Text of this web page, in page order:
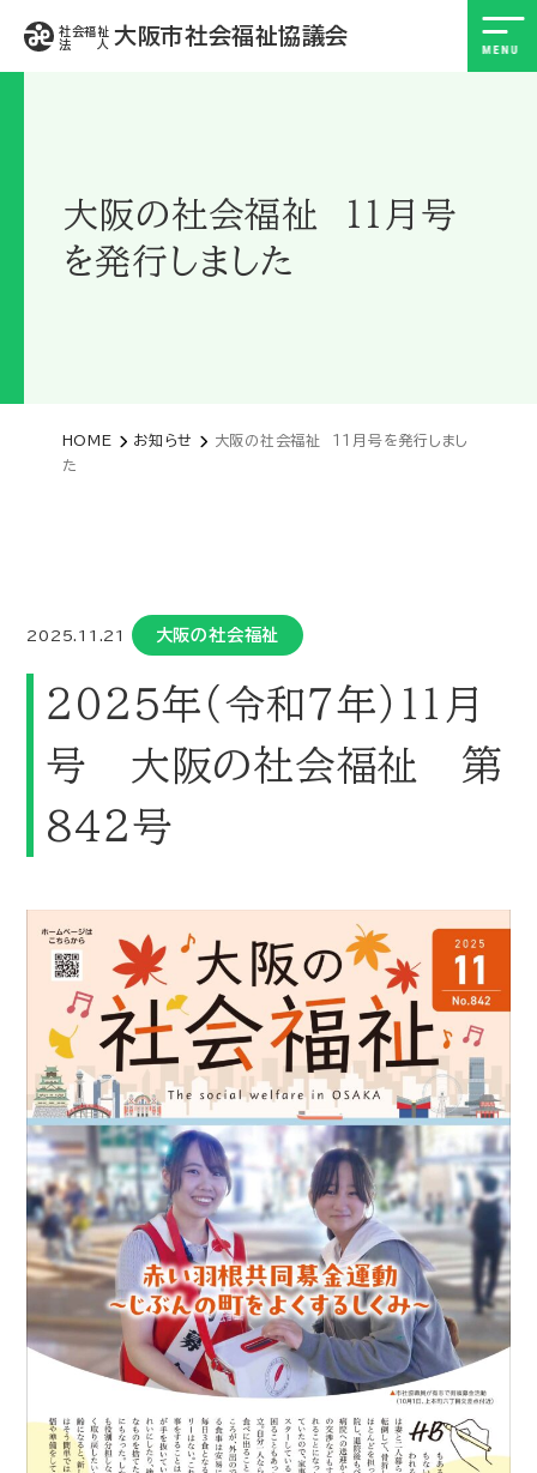
社会福祉
法 人
大阪市社会福祉協議会
大阪の社会福祉 １１月号
を発行しました
HOME お知らせ
大阪の社会福祉 １１月号を発行しまし
た
2025.11.21 大阪の社会福祉
202５年（令和７年）１１月
号 大阪の社会福祉 第
8４２号